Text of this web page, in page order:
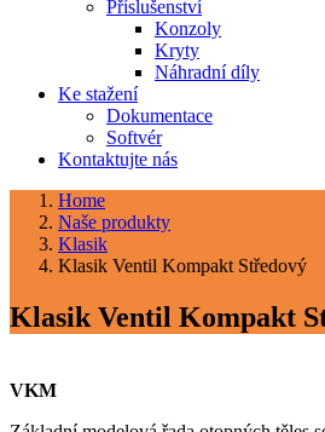
Příslušenství
Konzoly
Kryty
Náhradní díly
Ke stažení
Dokumentace
Softvér
Kontaktujte nás
Home
Naše produkty
Klasik
Klasik Ventil Kompakt Středový
Klasik Ventil Kompakt
VKM